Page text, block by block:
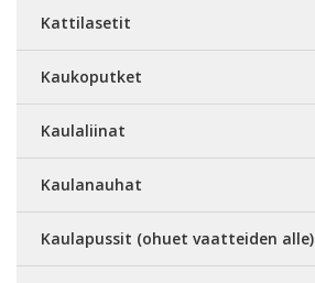
Kattilasetit
Kaukoputket
Kaulaliinat
Kaulanauhat
Kaulapussit (ohuet vaatteiden alle)